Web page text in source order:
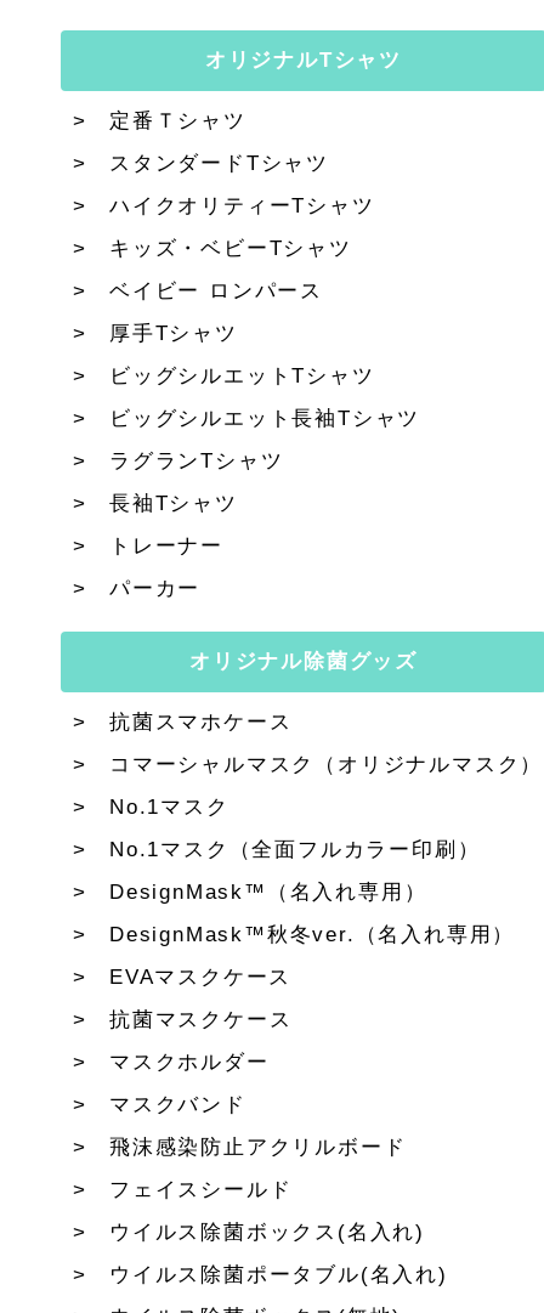
オリジナルTシャツ
定番Ｔシャツ
スタンダードTシャツ
ハイクオリティーTシャツ
キッズ・ベビーTシャツ
ベイビー ロンパース
厚手Tシャツ
ビッグシルエットTシャツ
ビッグシルエット長袖Tシャツ
ラグランTシャツ
長袖Tシャツ
トレーナー
パーカー
オリジナル除菌グッズ
抗菌スマホケース
コマーシャルマスク（オリジナルマスク）
No.1マスク
No.1マスク（全面フルカラー印刷）
DesignMask™（名入れ専用）
DesignMask™秋冬ver.（名入れ専用）
EVAマスクケース
抗菌マスクケース
マスクホルダー
マスクバンド
飛沫感染防止アクリルボード
フェイスシールド
ウイルス除菌ボックス(名入れ)
ウイルス除菌ポータブル(名入れ)